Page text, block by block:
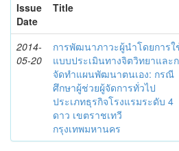
Issue
Date
Title
2014-
05-20
การพัฒนาภาวะผู้นำโดยการใ
แบบประเมินทางจิตวิทยาและ
จัดทำแผนพัฒนาตนเอง: กรณี
ศึกษาผู้ช่วยผู้จัดการทั่วไป
ประเภทธุรกิจโรงแรมระดับ 4
ดาว เขตราชเทวี
กรุงเทพมหานคร